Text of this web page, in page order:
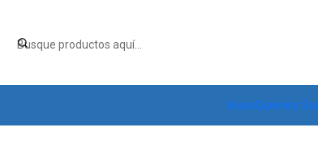
InicioQuiénes